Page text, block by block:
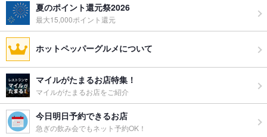
夏のポイント還元祭2026
最大15,000ポイント還元
ホットペッパーグルメについて
マイルがたまるお店特集！
マイルがたまるお店をご紹介
今日明日予約できるお店
急ぎの飲み会でもネット予約OK！